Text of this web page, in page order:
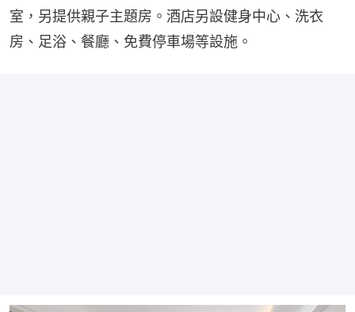
室，另提供親子主題房。酒店另設健身中心、洗衣
房、足浴、餐廳、免費停車場等設施。